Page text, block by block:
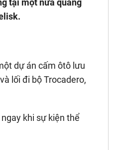
tại một nửa quảng
dự án cấm ôtô lưu
lối đi bộ Trocadero,
khi sự kiện thể